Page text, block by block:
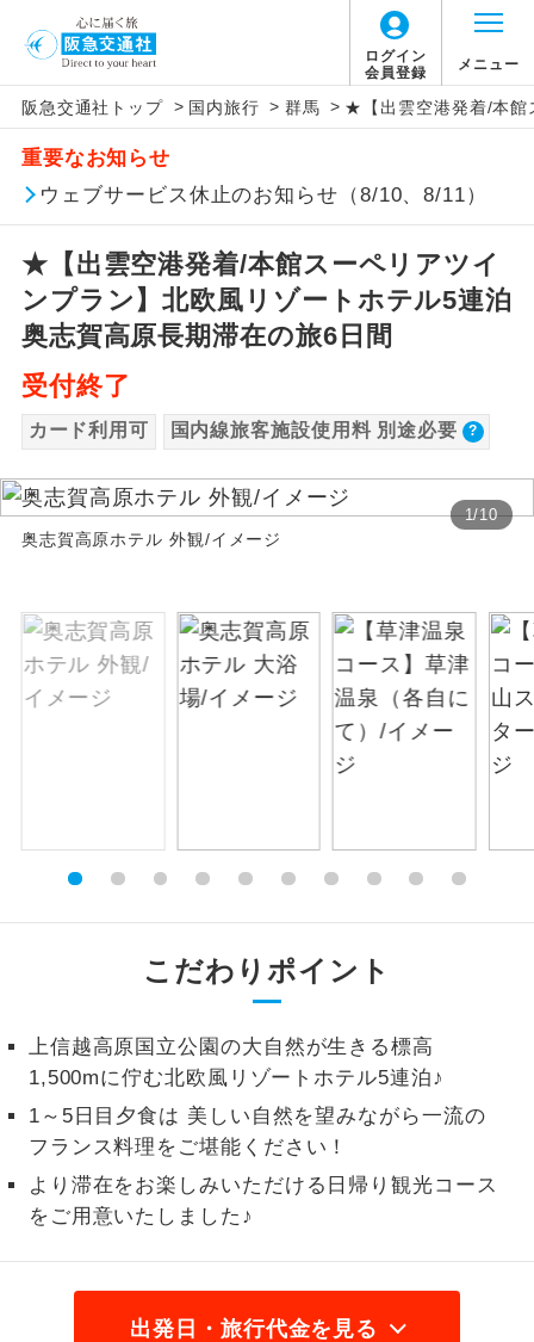
ログイン
会員登録
メニュー
阪急交通社トップ > 国内旅行 > 群馬 > ★【出雲空港発着/本館
重要なお知らせ
ウェブサービス休止のお知らせ（8/10、8/11）
★【出雲空港発着/本館スーペリアツイ
ンプラン】北欧風リゾートホテル5連泊
奥志賀高原長期滞在の旅6日間
受付終了
カード利用可 国内線旅客施設使用料 別途必要
1/10
奥志賀高原ホテル 外観/イメージ
こだわりポイント
上信越高原国立公園の大自然が生きる標高
1,500mに佇む北欧風リゾートホテル5連泊♪
1～5日目夕食は 美しい自然を望みながら一流の
フランス料理をご堪能ください！
より滞在をお楽しみいただける日帰り観光コース
をご用意いたしました♪
出発日・旅行代金を見る
【国内旅客施設使用料について】
旅行代金に国内旅客施設使用料は含まれてお
りません。別途お支払いが必要となります。
羽田空港往復：大人900円、子供900円
2026/10/6〜2027/6/4 羽田空港往復：大人
1,160円、子供1,160円
2027/6/5〜 羽田空港往復：大人1,180円、子
供1,180円
アイコン 説明
添乗員同行
往路出発空港（駅）から復路到着空港
（駅）まで同行します。
現地添乗員同
現地到着空港（駅）から最終日出発空港
（駅）まで添乗員が同行します。
バスガイド乗
務
バスガイドが乗務し、車内での観光案内
新コース 初登場のコースです。
世界遺産
ユネスコに登録されている文化遺産や自
然遺産を訪ねるコースです。
温泉 温泉地にも宿泊するコースです。
ご宿泊ホテルに露天風呂が付いていま
全食事付き
全てのお食事が付いていますので、お食
事の心配はいりません。（機内食を除
だけます。
ホン
をじっくり聞くことができます。
1名様催行
1名様から出発可能な個人型プランで
す。
2名様催行
2名様から出発可能な個人型プランで
す。
おひとり様参
おひとり様限定でご参加いただけるコー
スです。